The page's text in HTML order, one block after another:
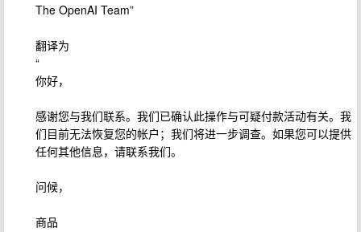
The OpenAI Team”
翻译为
“
你好，
感谢您与我们联系。我们已确认此操作与可疑付款活动有关。我
们目前无法恢复您的帐户；我们将进一步调查。如果您可以提供
任何其他信息，请联系我们。
问候，
商品